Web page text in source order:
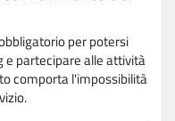
per potersi
partecipare alle attività
comporta l'impossibilità